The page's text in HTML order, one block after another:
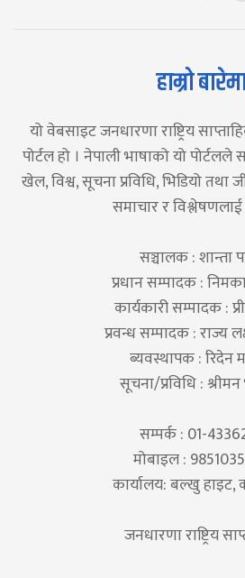
हाम्रो
यो वेबसाइट जनधारणा राष्ट्रिय
पोर्टल हो । नेपाली भाषाको यो पोर्टलले
खेल, विश्व, सूचना प्रविधि, भिडियो तथा
समाचार र
सञ्चालक : शान्ता
प्रधान सम्पादक :
कार्यकारी सम्पादक :
प्रवन्ध सम्पादक : राज्य
ब्यवस्थापक : रिदेन
सूचना/प्रविधि : श्रीमन
सम्पर्क : 01-
मोबाइल :
कार्यालय: बल्खु हाइट,
जनधारणा राष्ट्रिय